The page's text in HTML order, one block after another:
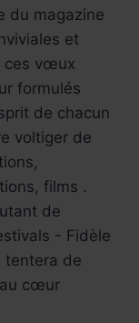
du magazine
et
ces vœux
formulés
de chacun
voltiger de
films .
de
- Fidèle
tentera de
cœur